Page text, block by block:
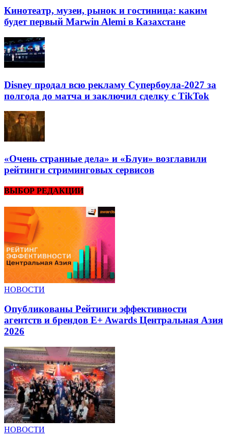
Кинотеатр, музеи, рынок и гостиница: каким
будет первый Marwin Alemi в Казахстане
Disney продал всю рекламу Супербоула-2027 за
полгода до матча и заключил сделку с TikTok
«Очень странные дела» и «Блуи» возглавили
рейтинги стриминговых сервисов
ВЫБОР РЕДАКЦИИ
НОВОСТИ
Опубликованы Рейтинги эффективности
агентств и брендов E+ Awards Центральная Азия
2026
НОВОСТИ